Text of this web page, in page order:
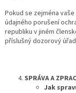
Pokud se zejména
údajného porušení
republiku v jiném
příslušný dozorový
SPRÁVA A
Jak